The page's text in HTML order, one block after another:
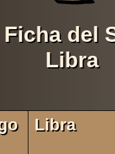
Ficha del
Libra
Libra